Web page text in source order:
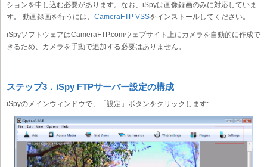
ションを申し込む必要があります。なお、iSpyは画像録画のみに対応していま
す。 動画録画を行うには、 CameraFTP VSSをインストールしてください。
iSpyソフトウェアはCameraFTP.comウェブサイト上にカメラを自動的に作成で
きるため、カメラを手動で追加する必要はありません。
ステップ3．iSpy FTPサーバー設定の構成
iSpyのメインウィンドウで、「設定」ボタンをクリックします: